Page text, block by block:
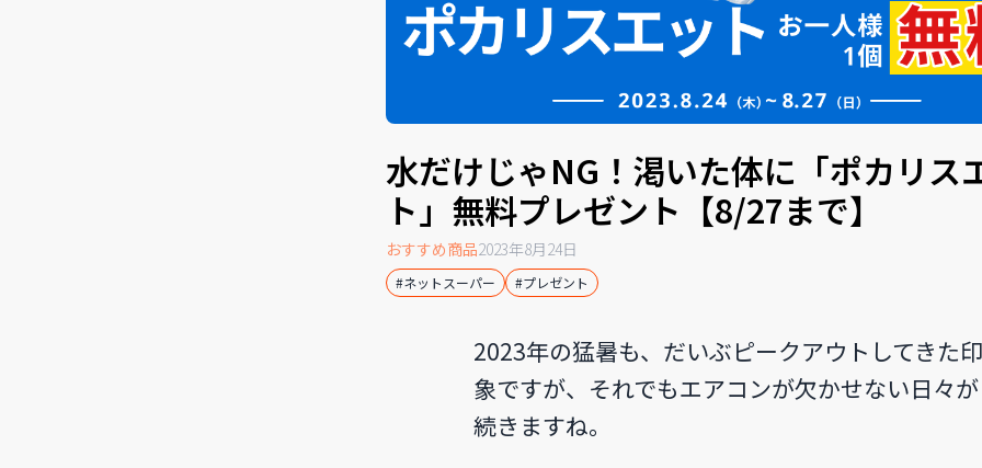
水だけじゃNG！渇いた体に「ポカリス
ト」無料プレゼント【8/27まで】
おすすめ商品2023年8月24日
#ネットスーパー #プレゼント
2023年の猛暑も、だいぶピークアウトしてきた印
象ですが、それでもエアコンが欠かせない日々が
続きますね。